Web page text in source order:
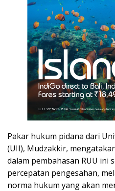
Pakar hukum pidana dari
(UII), Mudzakkir,
dalam pembahasan RUU ini
percepatan pengesahan,
norma hukum yang akan